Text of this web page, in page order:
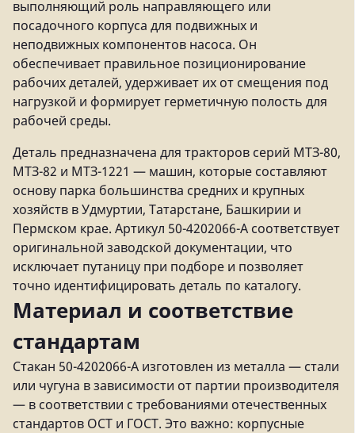
выполняющий роль направляющего или
посадочного корпуса для подвижных и
неподвижных компонентов насоса. Он
обеспечивает правильное позиционирование
рабочих деталей, удерживает их от смещения под
нагрузкой и формирует герметичную полость для
рабочей среды.
Деталь предназначена для тракторов серий МТЗ-80,
МТЗ-82 и МТЗ-1221 — машин, которые составляют
основу парка большинства средних и крупных
хозяйств в Удмуртии, Татарстане, Башкирии и
Пермском крае. Артикул 50-4202066-А соответствует
оригинальной заводской документации, что
исключает путаницу при подборе и позволяет
точно идентифицировать деталь по каталогу.
Материал и соответствие
стандартам
Стакан 50-4202066-А изготовлен из металла — стали
или чугуна в зависимости от партии производителя
— в соответствии с требованиями отечественных
стандартов ОСТ и ГОСТ. Это важно: корпусные